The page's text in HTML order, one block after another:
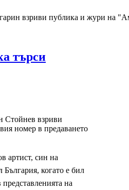
взриви публика и жури на
търси
Стойнев взриви
номер в предаването
артист, син на
когато е бил
на